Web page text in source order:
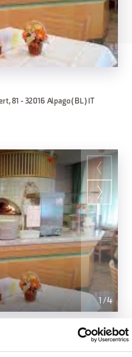
81 - 32016 Alpago (BL) IT
1 /4